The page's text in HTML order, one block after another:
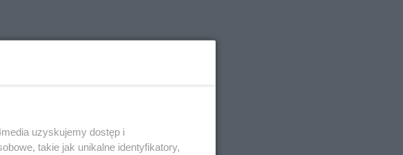
uzyskujemy dostęp i
takie jak unikalne identyfikatory,